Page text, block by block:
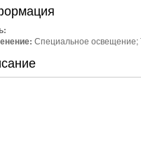
Специальное